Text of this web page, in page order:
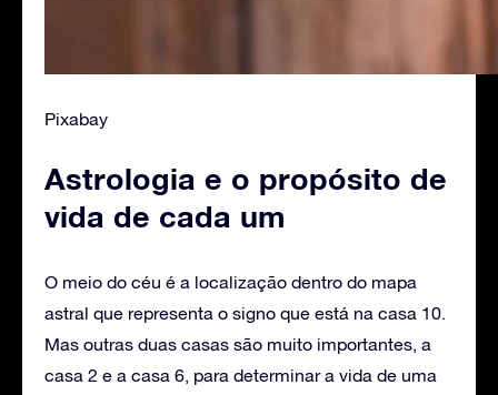
Pixabay
Astrologia e o propósito de
vida de cada um
O meio do céu é a localização dentro do mapa
astral que representa o signo que está na casa 10.
Mas outras duas casas são muito importantes, a
casa 2 e a casa 6, para determinar a vida de uma